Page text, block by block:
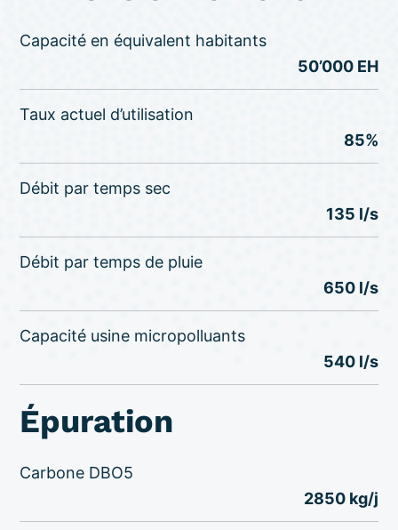
Capacité en équivalent habitants
50’000 EH
Taux actuel d’utilisation
85%
Débit par temps sec
135 l/s
Débit par temps de pluie
650 l/s
Capacité usine micropolluants
540 l/s
Épuration
Carbone DBO5
2850 kg/j